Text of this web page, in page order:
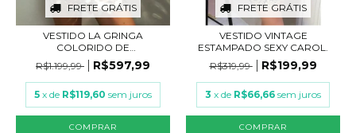
FRETE GRÁTIS
VESTIDO LA GRINGA
COLORIDO DE
LANTEJOULA...
R$1.199,99 R$597,99
5 x de R$119,60 sem juros
COMPRAR
FRETE GRÁTIS
VESTIDO VINTAGE
ESTAMPADO SEXY CAROL.
R$319,99
R$199,99
3 x de R$66,66 sem juros
COMPRAR